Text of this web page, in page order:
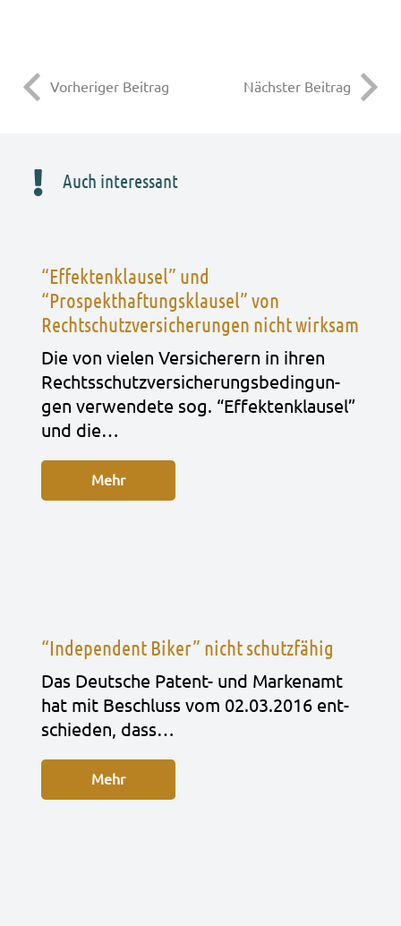
Vorheriger Beitrag Nächster Beitrag
Auch interessant
“Effektenklausel” und
“Prospekthaftungsklausel” von
Rechtschutzversicherungen nicht wirksam
Die von vie­len Ver­si­che­rern in ihren
Rechts­schutz­ver­si­che­rungs­be­din­gun­
gen ver­wen­de­te sog. “Effek­ten­klau­sel”
und die…
Mehr
“Independent Biker” nicht schutzfähig
Das Deut­sche Patent- und Mar­ken­amt
hat mit Beschluss vom 02.03.2016 ent­
schie­den, dass…
Mehr